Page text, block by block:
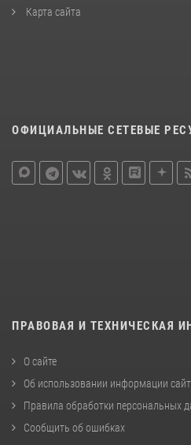
Карта сайта
ОФИЦИАЛЬНЫЕ СЕТЕВЫЕ
ПРАВОВАЯ И ТЕХНИЧЕСКАЯ
О сайте
Об использовании информации
Правила обработки персональных
Сообщить об ошибках